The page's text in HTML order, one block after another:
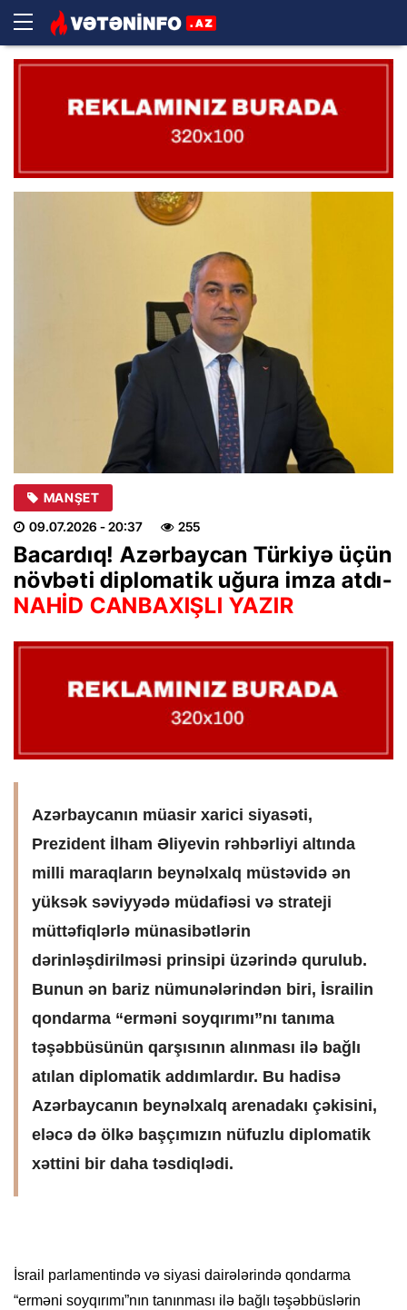
MANŞET
09.07.2026 - 20:37 255
Bacardıq! Azərbaycan Türkiyə üçün
növbəti diplomatik uğura imza atdı-
NAHİD CANBAXIŞLI YAZIR
Azərbaycanın müasir xarici siyasəti,
Prezident İlham Əliyevin rəhbərliyi altında
milli maraqların beynəlxalq müstəvidə ən
yüksək səviyyədə müdafiəsi və strateji
müttəfiqlərlə münasibətlərin
dərinləşdirilməsi prinsipi üzərində qurulub.
Bunun ən bariz nümunələrindən biri, İsrailin
qondarma “erməni soyqırımı”nı tanıma
təşəbbüsünün qarşısının alınması ilə bağlı
atılan diplomatik addımlardır. Bu hadisə
Azərbaycanın beynəlxalq arenadakı çəkisini,
eləcə də ölkə başçımızın nüfuzlu diplomatik
xəttini bir daha təsdiqlədi.
İsrail parlamentində və siyasi dairələrində qondarma
“erməni soyqırımı”nın tanınması ilə bağlı təşəbbüslərin